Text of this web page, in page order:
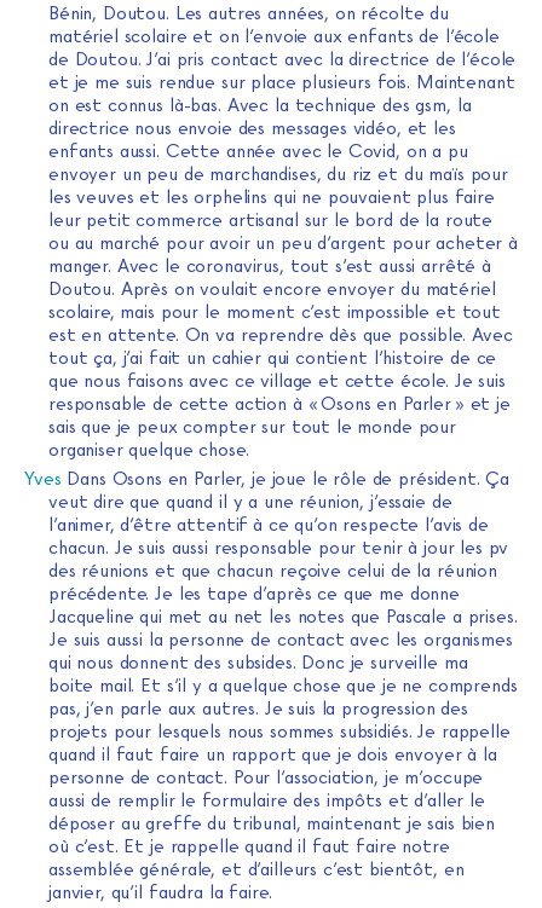
Bénin, Doutou. Les autres années, on récolte du
matériel scolaire et on l’envoie aux enfants de l’école
de Doutou. J’ai pris contact avec la directrice de l’école
et je me suis rendue sur place plusieurs fois. Maintenant
on est connus là-bas. Avec la technique des gsm, la
directrice nous envoie des messages vidéo, et les
enfants aussi. Cette année avec le Covid, on a pu
envoyer un peu de marchandises, du riz et du maïs pour
les veuves et les orphelins qui ne pouvaient plus faire
leur petit commerce artisanal sur le bord de la route
ou au marché pour avoir un peu d’argent pour acheter à
manger. Avec le coronavirus, tout s’est aussi arrêté à
Doutou. Après on voulait encore envoyer du matériel
scolaire, mais pour le moment c’est impossible et tout
est en attente. On va reprendre dès que possible. Avec
tout ça, j’ai fait un cahier qui contient l’histoire de ce
que nous faisons avec ce village et cette école. Je suis
responsable de cette action à « Osons en Parler » et je
sais que je peux compter sur tout le monde pour
organiser quelque chose.
Yves Dans Osons en Parler, je joue le rôle de président. Ça
veut dire que quand il y a une réunion, j’essaie de
l’animer, d’être attentif à ce qu’on respecte l’avis de
chacun. Je suis aussi responsable pour tenir à jour les pv
des réunions et que chacun reçoive celui de la réunion
précédente. Je les tape d’après ce que me donne
Jacqueline qui met au net les notes que Pascale a prises.
Je suis aussi la personne de contact avec les organismes
qui nous donnent des subsides. Donc je surveille ma
boite mail. Et s’il y a quelque chose que je ne comprends
pas, j’en parle aux autres. Je suis la progression des
projets pour lesquels nous sommes subsidiés. Je rappelle
quand il faut faire un rapport que je dois envoyer à la
personne de contact. Pour l’association, je m’occupe
aussi de remplir le formulaire des impôts et d’aller le
déposer au greffe du tribunal, maintenant je sais bien
où c’est. Et je rappelle quand il faut faire notre
assemblée générale, et d’ailleurs c’est bientôt, en
janvier, qu’il faudra la faire.